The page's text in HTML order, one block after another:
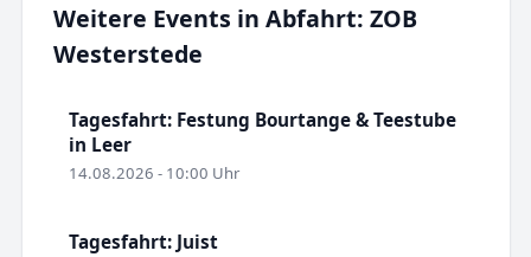
Weitere Events in Abfahrt: ZOB
Westerstede
Tagesfahrt: Festung Bourtange & Teestube
in Leer
14.08.2026 - 10:00 Uhr
Tagesfahrt: Juist